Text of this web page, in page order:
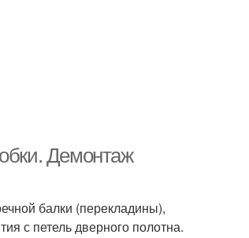
Демонтаж
балки (перекладины),
с петель дверного полотна.